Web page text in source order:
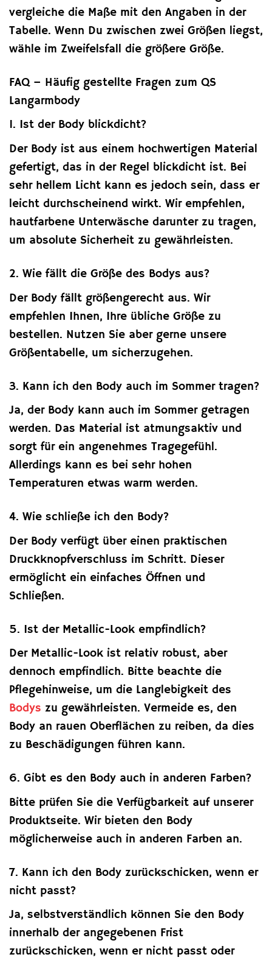
vergleiche die Maße mit den Angaben in der
Tabelle. Wenn Du zwischen zwei Größen liegst,
wähle im Zweifelsfall die größere Größe.
FAQ – Häufig gestellte Fragen zum QS
Langarmbody
1. Ist der Body blickdicht?
Der Body ist aus einem hochwertigen Material
gefertigt, das in der Regel blickdicht ist. Bei
sehr hellem Licht kann es jedoch sein, dass er
leicht durchscheinend wirkt. Wir empfehlen,
hautfarbene Unterwäsche darunter zu tragen,
um absolute Sicherheit zu gewährleisten.
2. Wie fällt die Größe des Bodys aus?
Der Body fällt größengerecht aus. Wir
empfehlen Ihnen, Ihre übliche Größe zu
bestellen. Nutzen Sie aber gerne unsere
Größentabelle, um sicherzugehen.
3. Kann ich den Body auch im Sommer tragen?
Ja, der Body kann auch im Sommer getragen
werden. Das Material ist atmungsaktiv und
sorgt für ein angenehmes Tragegefühl.
Allerdings kann es bei sehr hohen
Temperaturen etwas warm werden.
4. Wie schließe ich den Body?
Der Body verfügt über einen praktischen
Druckknopfverschluss im Schritt. Dieser
ermöglicht ein einfaches Öffnen und
Schließen.
5. Ist der Metallic-Look empfindlich?
Der Metallic-Look ist relativ robust, aber
dennoch empfindlich. Bitte beachte die
Pflegehinweise, um die Langlebigkeit des
Bodys zu gewährleisten. Vermeide es, den
Body an rauen Oberflächen zu reiben, da dies
zu Beschädigungen führen kann.
6. Gibt es den Body auch in anderen Farben?
Bitte prüfen Sie die Verfügbarkeit auf unserer
Produktseite. Wir bieten den Body
möglicherweise auch in anderen Farben an.
7. Kann ich den Body zurückschicken, wenn er
nicht passt?
Ja, selbstverständlich können Sie den Body
innerhalb der angegebenen Frist
zurückschicken, wenn er nicht passt oder